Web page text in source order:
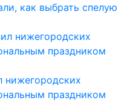
как выбрать спелую
нижегородских
праздником